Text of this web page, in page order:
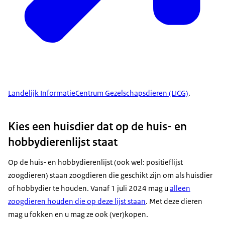
Landelijk InformatieCentrum Gezelschapsdieren (LICG).
Kies een huisdier dat op de huis- en
hobbydierenlijst staat
Op de huis- en hobbydierenlijst (ook wel: positieflijst
zoogdieren) staan zoogdieren die geschikt zijn om als huisdier
of hobbydier te houden. Vanaf 1 juli 2024 mag ualleen
zoogdieren houden die op deze lijst staan. Met deze dieren
mag u fokken en u mag ze ook (ver)kopen.